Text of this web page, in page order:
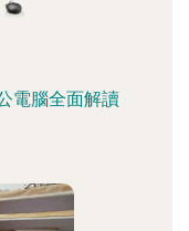
電腦全面解讀